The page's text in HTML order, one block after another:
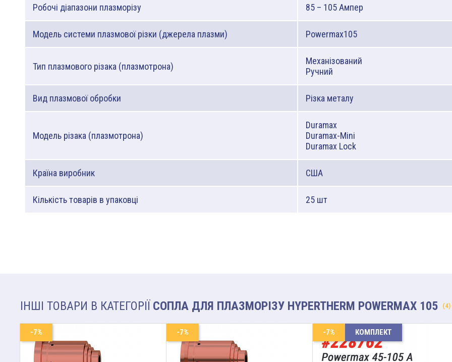
Робочі діапазони плазморізу 85 – 105 Ампер
Модель системи плазмової різки (джерела плазми) Powermax105
Тип плазмового різака (плазмотрона)
Механізований
Ручний
Вид плазмової обробки Різка металу
Модель різака (плазмотрона)
Duramax
Duramax-Mini
Duramax Lock
Країна виробник США
Кількість товарів в упаковці 25 шт
ІНШІ ТОВАРИ В КАТЕГОРІЇ СОПЛА ДЛЯ ПЛАЗМОРІЗУ HYPERTHERM POWERMAX 105 (4)
-7% -7% -7% КОМПЛЕКТ